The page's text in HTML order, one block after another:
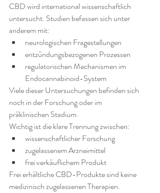
CBD wird international wissenschaftlich
untersucht. Studien befassen sich unter
anderem mit:
neurologischen Fragestellungen
entzündungsbezogenen Prozessen
regulatorischen Mechanismen im
Endocannabinoid-System
Viele dieser Untersuchungen befinden sich
noch in der Forschung oder im
präklinischen Stadium.
Wichtig ist die klare Trennung zwischen:
wissenschaftlicher Forschung
zugelassenem Arzneimittel
frei verkäuflichem Produkt
Frei erhältliche CBD-Produkte sind keine
medizinisch zugelassenen Therapien.